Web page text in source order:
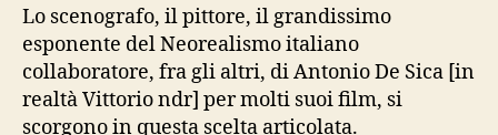
Lo scenografo, il pittore, il grandissimo
esponente del Neorealismo italiano
collaboratore, fra gli altri, di Antonio De Sica [in
realtà Vittorio ndr] per molti suoi film, si
scorgono in questa scelta articolata.